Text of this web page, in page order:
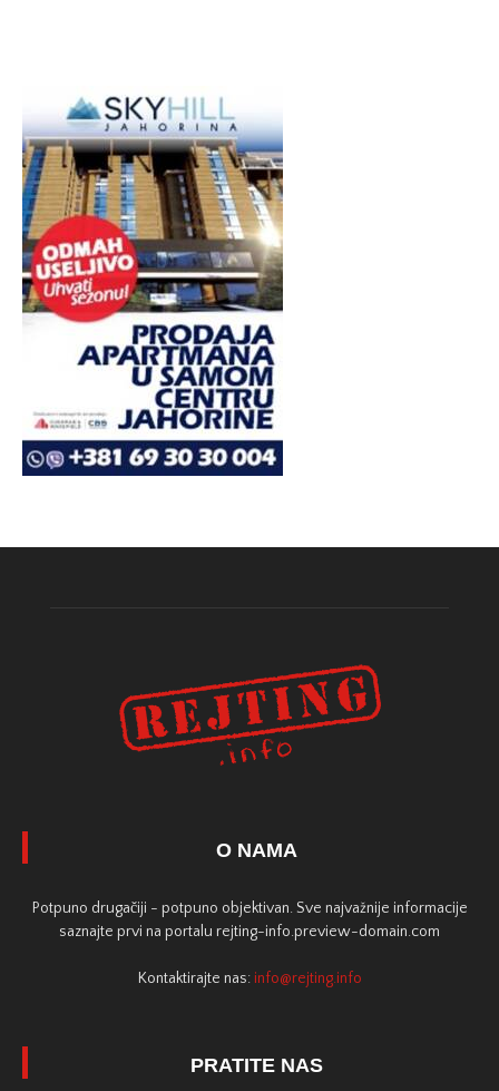
O NAMA
Potpuno drugačiji - potpuno objektivan. Sve najvažnije informacije
saznajte prvi na portalu rejting-info.preview-domain.com
Kontaktirajte nas: info@rejting.info
PRATITE NAS